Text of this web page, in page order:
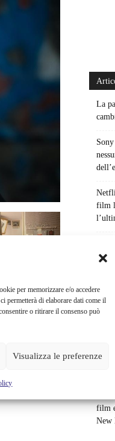
per memorizzare e/o accedere
permetterà di elaborare dati come il
o ritirare il consenso può
Visualizza le preferenze
La
film
Uno
del
tra
film
New